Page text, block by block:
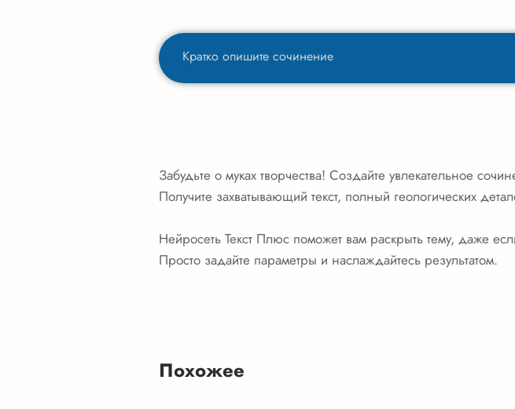
Забудьте о муках творчества! Создайте увлекательное
Получите захватывающий текст, полный геологических
Нейросеть Текст Плюс поможет вам раскрыть тему, даже
Просто задайте параметры и наслаждайтесь результатом.
Похожее